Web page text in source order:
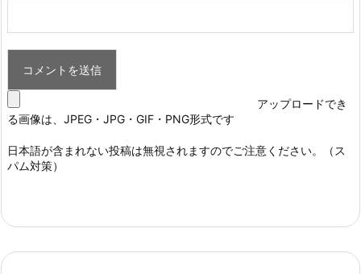
アップロードでき
る画像は、JPEG・JPG・GIF・PNG形式です
日本語が含まれない投稿は無視されますのでご注意ください。（ス
パム対策）